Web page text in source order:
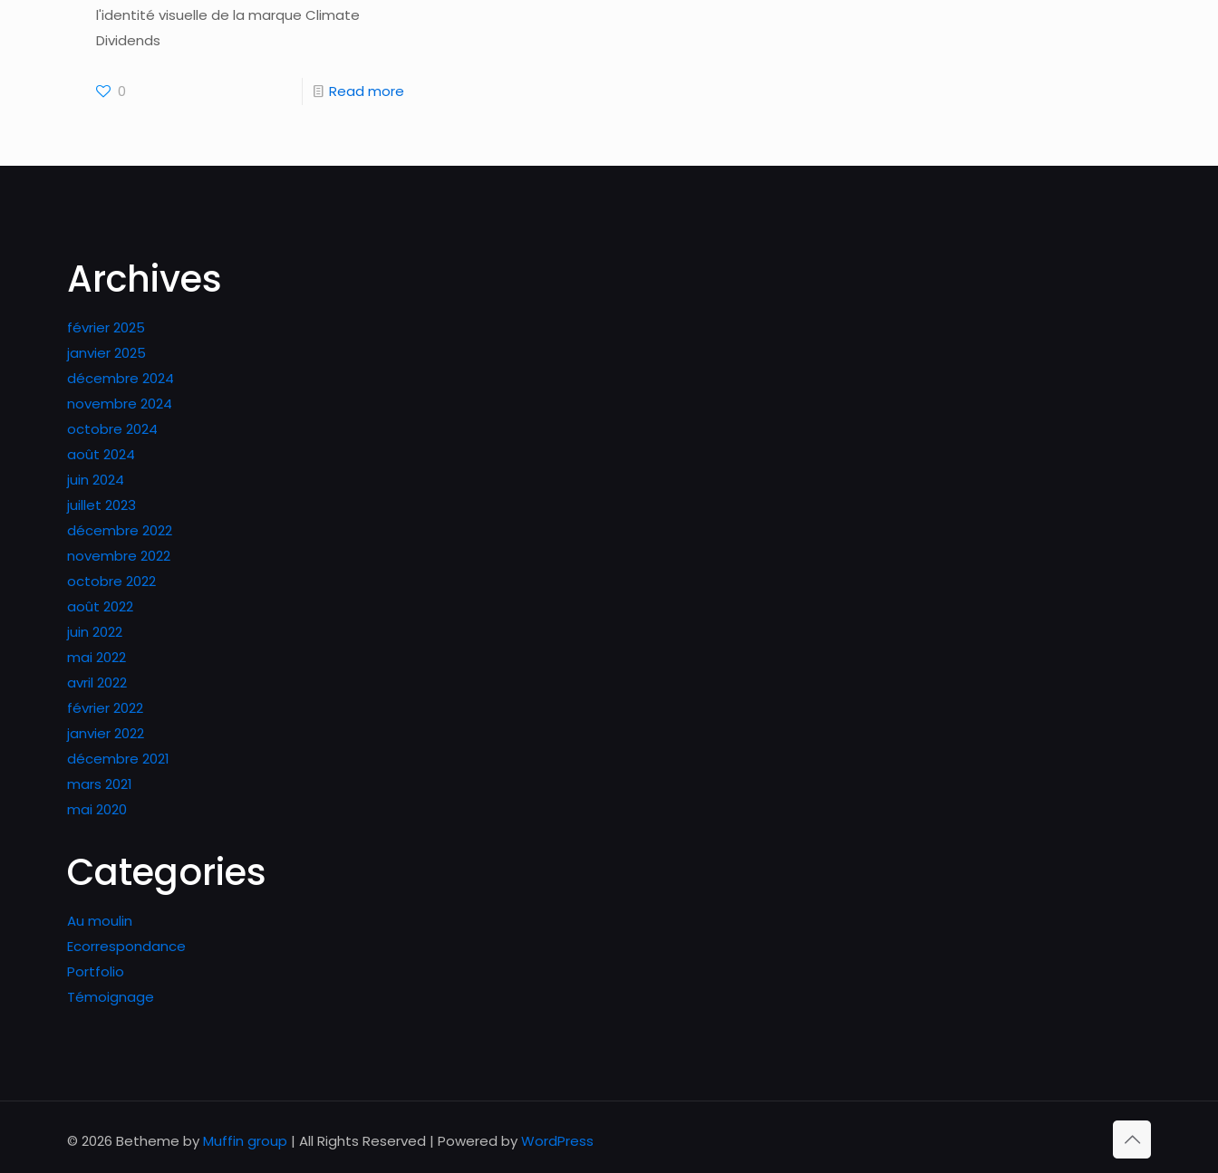
l'identité visuelle de la marque Climate
Dividends
0 Read more
Archives
février 2025
janvier 2025
décembre 2024
novembre 2024
octobre 2024
août 2024
juin 2024
juillet 2023
décembre 2022
novembre 2022
octobre 2022
août 2022
juin 2022
mai 2022
avril 2022
février 2022
janvier 2022
décembre 2021
mars 2021
mai 2020
Categories
Au moulin
Ecorrespondance
Portfolio
Témoignage
© 2026 Betheme byMuffin group | All Rights Reserved | Powered byWordPress